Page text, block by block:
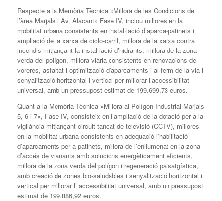
Respecte a la Memòria Tècnica «Millora de les Condicions de
l’àrea Marjals i Av. Alacant» Fase IV, inclou millores en la
mobilitat urbana consistents en instal·lació d’aparca-patinets i
ampliació de la xarxa de ciclo-carril, millora de la xarxa contra
incendis mitjançant la instal·lació d’hidrants, millora de la zona
verda del polígon, millora viària consistents en renovacions de
voreres, asfaltat i optimització d’aparcaments i al ferm de la via i
senyalització horitzontal i vertical per millorar l’accessibilitat
universal, amb un pressupost estimat de 199.699,73 euros.
Quant a la Memòria Tècnica «Millora al Polígon Industrial Marjals
5, 6 i 7», Fase IV, consisteix en l’ampliació de la dotació per a la
vigilància mitjançant circuit tancat de televisió (CCTV), millores
en la mobilitat urbana consistents en adequació l’habilitació
d’aparcaments per a patinets, millora de l’enllumenat en la zona
d’accés de vianants amb solucions energèticament eficients,
millora de la zona verda del polígon i regeneració paisatgística,
amb creació de zones bio-saludables i senyalització horitzontal i
vertical per millorar l’ accessibilitat universal, amb un pressupost
estimat de 199.886,92 euros.